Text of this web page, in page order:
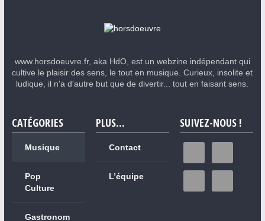
www.horsdoeuvre.fr, aka HdO, est un webzine indépendant qui
cultive le plaisir des sens, le tout en musique. Curieux, insolite et
ludique, il n'a d'autre but que de divertir... tout en faisant sens.
CATÉGORIES
Musique
Pop
Culture
Gastronom
PLUS…
Contact
L’équipe
SUIVEZ-NOUS !